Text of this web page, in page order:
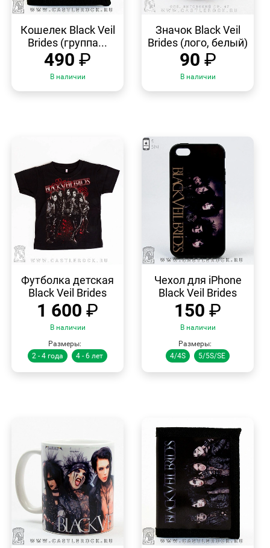
ПРОСМОТР
Кошелек Black Veil
Brides (группа...
490 ₽
В наличии
ПРОСМОТР
Значок Black Veil
Brides (лого, белый)
90 ₽
В наличии
ПРОСМОТР
Футболка детская
Black Veil Brides
1 600 ₽
В наличии
Размеры:
2 - 4 года
4 - 6 лет
ПРОСМОТР
Чехол для iPhone
Black Veil Brides
150 ₽
В наличии
Размеры:
4/4S
5/5S/SE